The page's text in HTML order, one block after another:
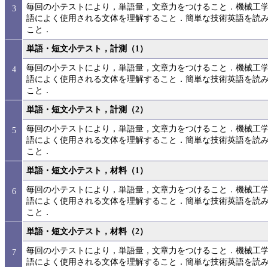
3
毎回の小テストにより，単語量，文章力をつけること．機械工
語によく使用される文体を理解すること．簡単な技術英語を読
こと．
4
単語・短文小テスト，計測（1）
毎回の小テストにより，単語量，文章力をつけること．機械工
語によく使用される文体を理解すること．簡単な技術英語を読
こと．
5
単語・短文小テスト，計測（2）
毎回の小テストにより，単語量，文章力をつけること．機械工
語によく使用される文体を理解すること．簡単な技術英語を読
こと．
6
単語・短文小テスト，材料（1）
毎回の小テストにより，単語量，文章力をつけること．機械工
語によく使用される文体を理解すること．簡単な技術英語を読
こと．
7
単語・短文小テスト，材料（2）
毎回の小テストにより，単語量，文章力をつけること．機械工
語によく使用される文体を理解すること．簡単な技術英語を読